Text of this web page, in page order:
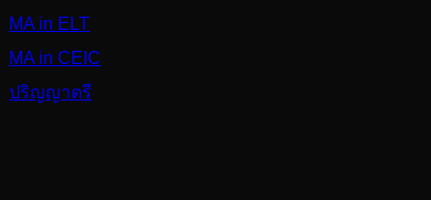
MA in ELT
MA in CEIC
ปริญญาตรี